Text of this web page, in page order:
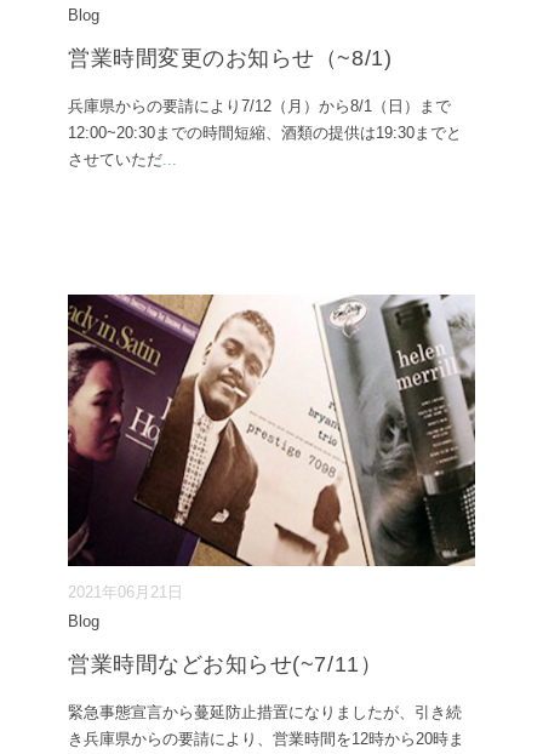
Blog
営業時間変更のお知らせ（~8/1)
兵庫県からの要請により7/12（月）から8/1（日）まで
12:00~20:30までの時間短縮、酒類の提供は19:30までと
させていただ
2021年06月21日
Blog
営業時間などお知らせ(~7/11）
緊急事態宣言から蔓延防止措置になりましたが、引き続
き兵庫県からの要請により、営業時間を12時から20時ま